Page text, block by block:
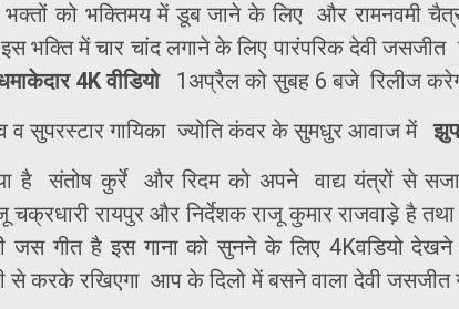
को भक्तिमय में डूब जाने के लिए और रामनवमी
भक्ति में चार चांद लगाने के लिए पारंपरिक देवी जसजीत
4K वीडियो 1अप्रैल को सुबह 6 बजे रिलीज
व सुपरस्टार गायिका ज्योति कंवर के सुमधुर आवाज में
है संतोष कुर्रे और रिदम को अपने वाद्य यंत्रों से
चक्रधारी रायपुर और निर्देशक राजू कुमार राजवाड़े है
जस गीत है इस गाना को सुनने के लिए 4Kवडियो देखने
से करके रखिएगा आप के दिलो में बसने वाला देवी जसजीत